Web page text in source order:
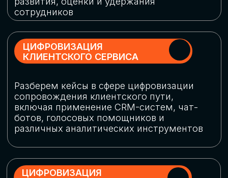
Оставьте заявку, мы направим вам
программу конференции
СКАЧАТЬ ПРОГРАММУ
СПИКЕРЫ
СТАТЬ СПИКЕРОМ
В конференции участвовали более 120 спикеров